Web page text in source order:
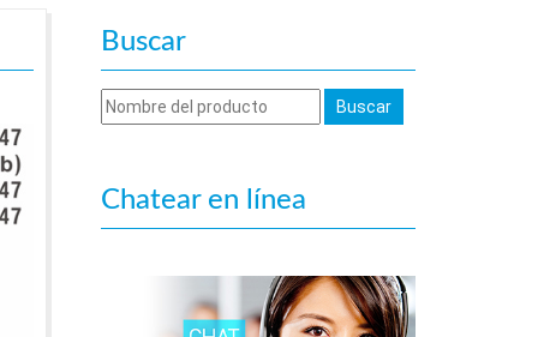
Buscar
Chatear en línea